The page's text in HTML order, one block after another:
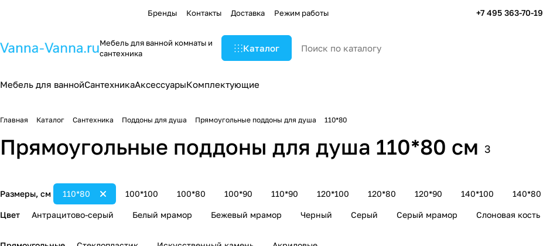
Бренды Контакты Доставка Режим работы +7 495 363-70-19
Мебель для ванной комнаты и
сантехника
Каталог
Мебель для ваннойСантехникаАксессуарыКомплектующие
Главная Каталог Сантехника Поддоны для душа Прямоугольные поддоны для душа 110*80
Прямоугольные поддоны для душа 110*80 см 3
Размеры, см 100*100 100*80 100*90
110*80 110*90 120*100 120*80 120*90 140*100 140*80
Цвет Антрацитово-серый Белый мрамор Бежевый мрамор Черный Серый Серый мрамор Слоновая кость